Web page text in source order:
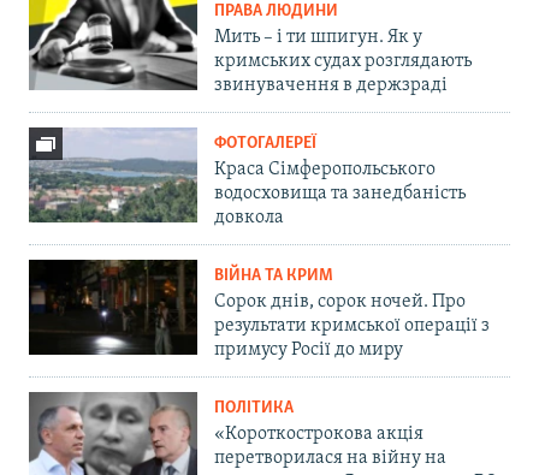
ПРАВА ЛЮДИНИ
Мить – і ти шпигун. Як у
кримських судах розглядають
звинувачення в держзраді
ФОТОГАЛЕРЕЇ
Краса Сімферопольського
водосховища та занедбаність
довкола
ВІЙНА ТА КРИМ
Сорок днів, сорок ночей. Про
результати кримської операції з
примусу Росії до миру
ПОЛІТИКА
«Короткострокова акція
перетворилася на війну на